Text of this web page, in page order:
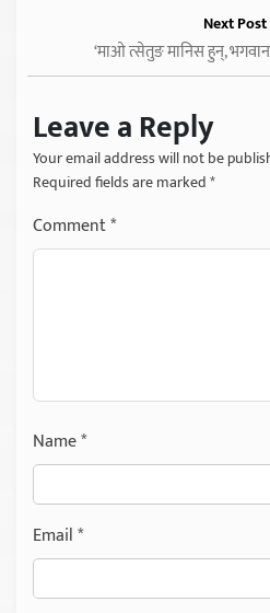
Next Post
‘माओ त्सेतुङ मानिस हुन्,
Leave a Reply
Your email address will not be
Required fields are marked*
Comment*
Name*
Email*